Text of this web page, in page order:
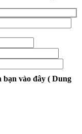
bạn vào đây ( Dung